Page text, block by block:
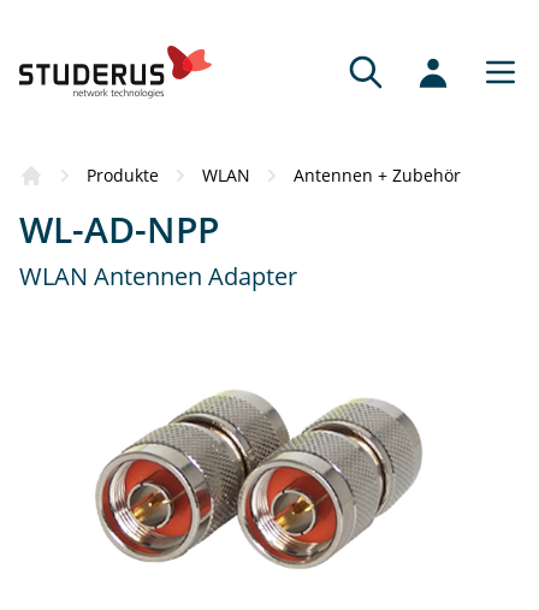
Produkte WLAN Antennen + Zubehör
WL-AD-NPP
WLAN Antennen Adapter